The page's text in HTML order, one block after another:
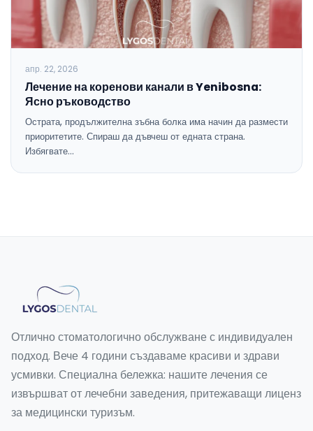
апр. 22, 2026
Лечение на коренови канали в Yenibosna:
Ясно ръководство
Острата, продължителна зъбна болка има начин да размести
приоритетите. Спираш да дъвчеш от едната страна.
Избягвате…
Отлично стоматологично обслужване с индивидуален
подход. Вече 4 години създаваме красиви и здрави
усмивки. Специална бележка: нашите лечения се
извършват от лечебни заведения, притежаващи лиценз
за медицински туризъм.